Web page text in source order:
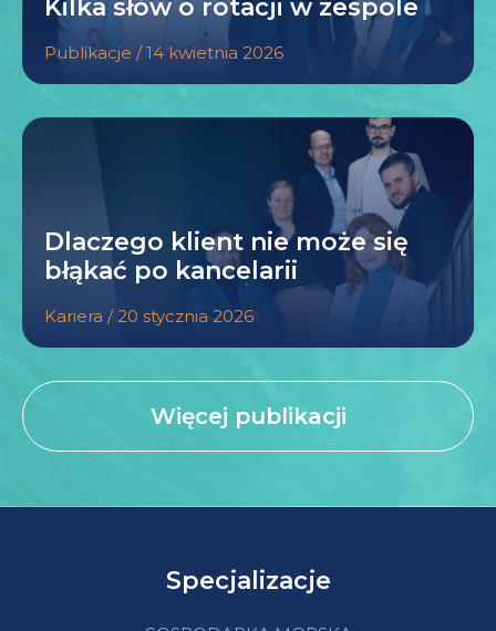
Kilka słów o rotacji w zespole
Publikacje / 14 kwietnia 2026
Dlaczego klient nie może się
błąkać po kancelarii
Kariera / 20 stycznia 2026
Więcej publikacji
Specjalizacje